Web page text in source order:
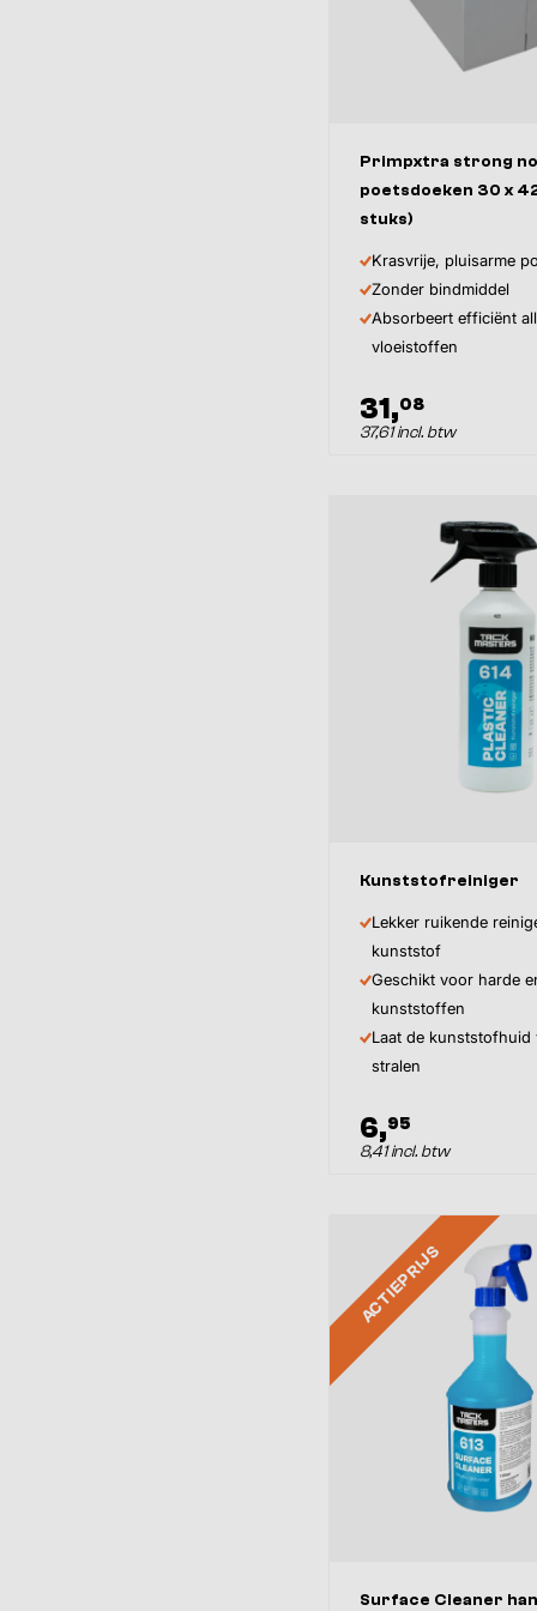
Primpxtra strong
poetsdoeken 30 x
stuks)
Krasvrije, pluisarme
Zonder bindmiddel
Absorbeert efficiënt
vloeistoffen
31,08
37,61 incl. btw
Kunststofreiniger
Lekker ruikende
kunststof
Geschikt voor harde
kunststoffen
Laat de kunststofhuid
stralen
6,95
8,41 incl. btw
ACTIEPRIJS
Surface Cleaner